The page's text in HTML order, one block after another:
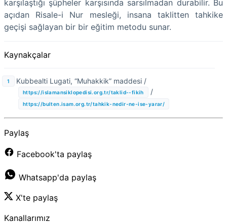
karşılaştığı şüpheler karşısında sarsılmadan durabilir. Bu
açıdan Risale-i Nur mesleği, insana taklitten tahkike
geçişi sağlayan bir bir eğitim metodu sunar.
Kaynakçalar
Kubbealti Lugati, “Muhakkik” maddesi /
https://islamansiklopedisi.org.tr/taklid--fikih /
https://bulten.isam.org.tr/tahkik-nedir-ne-ise-yarar/
Paylaş
Facebook'ta paylaş
Whatsapp'da paylaş
X'te paylaş
Kanallarımız